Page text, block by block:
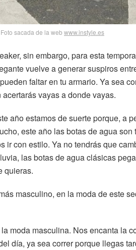
Foto sacada de la web www.instyle.es
sin embargo, para esta
vuelve a generar suspiros
faltar en tu armario. Ya sea
vayas a donde vayas.
año estamos de suerte porque, a
este año las botas de agua
ir con estilo. Ya no tendrás que
las botas de agua clásicas
quieras.
masculino, en la moda de este
moda masculina. Nos encanta la
día, ya sea correr porque llegas